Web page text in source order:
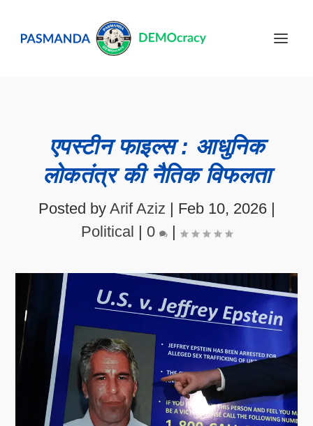
एपस्टीन फाइल्स : आधुनिक
लोकतंत्र की नैतिक विफलता
Posted by Arif Aziz | Feb 10, 2026|
Political | 0 |